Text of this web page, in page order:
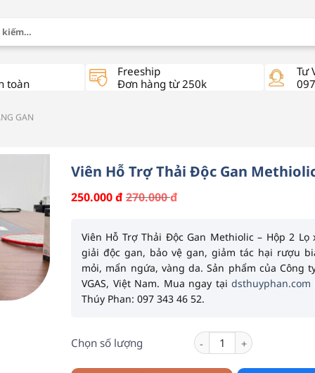
toàn
Freeship
Đơn hàng từ 250k
Tư
GAN
Viên Hỗ Trợ Thải Độc Gan
270.000đ
Giá
270.000 đ.
250.000đ
Giá
là:
250.000 đ.
Viên Hỗ Trợ Thải Độc Gan Methiolic – Hộp 2 Lọ
giải độc gan, bảo vệ gan, giảm tác hại rượu
mỏi, mẩn ngứa, vàng da. Sản phẩm của Công
VGAS, Việt Nam. Mua ngay tại dsthuyphan.com
Thúy Phan: 097 343 46 52.
Chọn số lượng Viên Hỗ Trợ Thải Độc